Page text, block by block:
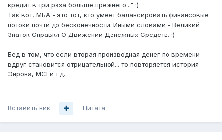
кредит в три раза больше прежнего..." :)
Так вот, МБА - это тот, кто умеет балансировать финансовые
потоки почти до бесконечности. Иными словами - Великий
Знаток Справки О Движении Денежных Средств. :)
Бед в том, что если вторая производная денег по времени
вдруг становится отрицательной... то повторяется история
Энрона, MCI и т.д.
Вставить ник Цитата